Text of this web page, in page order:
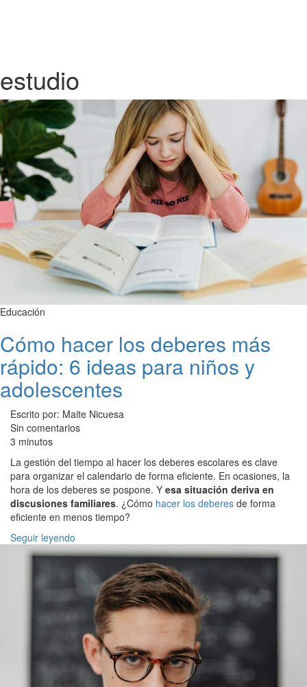
estudio
Educación
Cómo hacer los deberes más
rápido: 6 ideas para niños y
adolescentes
Escrito por: Maite Nicuesa
Sin comentarios
3 minutos
La gestión del tiempo al hacer los deberes escolares es clave
para organizar el calendario de forma eficiente. En ocasiones, la
hora de los deberes se pospone. Y esa situación deriva en
discusiones familiares. ¿Cómo hacer los deberes de forma
eficiente en menos tiempo?
Seguir leyendo